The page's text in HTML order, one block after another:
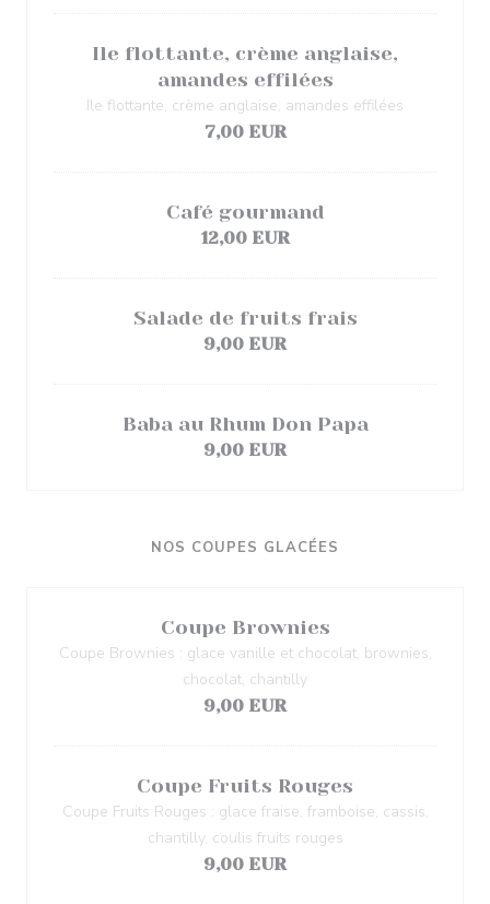
Ile flottante, crème anglaise,
amandes effilées
Ile flottante, crème anglaise, amandes effilées
7,00 EUR
Café gourmand
12,00 EUR
Salade de fruits frais
9,00 EUR
Baba au Rhum Don Papa
9,00 EUR
NOS COUPES GLACÉES
Coupe Brownies
Coupe Brownies : glace vanille et chocolat, brownies,
chocolat, chantilly
9,00 EUR
Coupe Fruits Rouges
Coupe Fruits Rouges : glace fraise, framboise, cassis,
chantilly, coulis fruits rouges
9,00 EUR